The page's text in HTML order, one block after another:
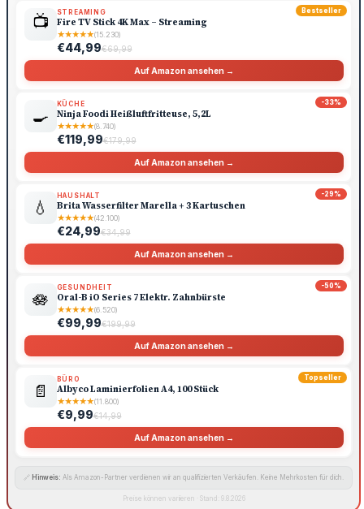
Bestseller
📺 STREAMING
Fire TV Stick 4K Max – Streaming
★★★★★(15.230)
€44,99€69,99
Auf Amazon ansehen →
-33%
🍳
KÜCHE
Ninja Foodi Heißluftfritteuse, 5,2L
★★★★★(8.740)
€119,99€179,99
Auf Amazon ansehen →
-29%
💧
HAUSHALT
Brita Wasserfilter Marella + 3 Kartuschen
★★★★★(42.100)
€24,99€34,99
Auf Amazon ansehen →
-50%
🪷
GESUNDHEIT
Oral-B iO Series 7 Elektr. Zahnbürste
★★★★★(6.520)
€99,99€199,99
Auf Amazon ansehen →
Topseller
📄
BÜRO
Albyco Laminierfolien A4, 100 Stück
★★★★★(11.800)
€9,99€14,99
Auf Amazon ansehen →
🔗 Hinweis: Als Amazon-Partner verdienen wir an qualifizierten Verkäufen. Keine Mehrkosten für dich.
Preise können variieren · Stand: 9.8.2026